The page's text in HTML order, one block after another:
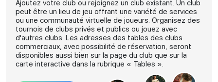
Ajoutez votre club ou rejoignez un club existant. Un club
peut être un lieu de jeu offrant une variété de services
ou une communauté virtuelle de joueurs. Organisez des
tournois de clubs privés et publics ou jouez avec
d'autres clubs. Les adresses des tables des clubs
commerciaux, avec possibilité de réservation, seront
disponibles aussi bien sur la page du club que sur la
carte interactive dans la rubrique « Tables ».